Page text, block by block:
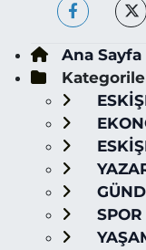
Ana Sayfa
SPOR